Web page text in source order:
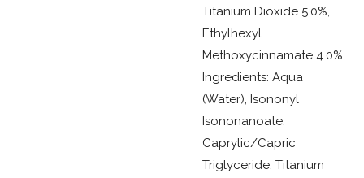
Titanium Dioxide 5.0%,
Ethylhexyl
Methoxycinnamate 4.0%.
Ingredients: Aqua
(Water), Isononyl
Isononanoate,
Caprylic/Capric
Triglyceride, Titanium